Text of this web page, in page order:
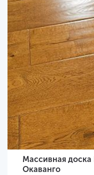
Массивная
Окаванго